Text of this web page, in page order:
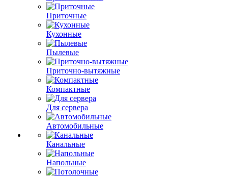
Приточные
Кухонные
Пылевые
Приточно-вытяжные
Компактные
Для сервера
Автомобильные
Канальные
Напольные